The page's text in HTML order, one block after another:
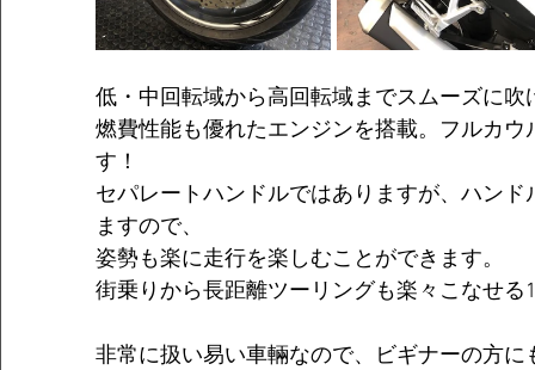
低・中回転域から高回転域までスムーズに吹
燃費性能も優れたエンジンを搭載。フルカ
す！
セパレートハンドルではありますが、ハン
ますので、
姿勢も楽に走行を楽しむことができます。
街乗りから長距離ツーリングも楽々こなせる
非常に扱い易い車輛なので、ビギナーの方に